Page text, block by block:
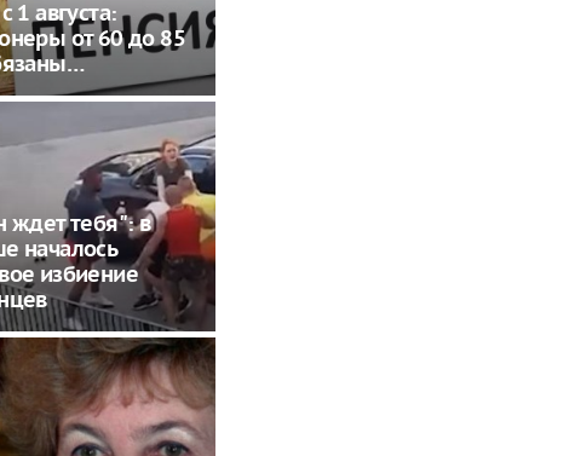
1 августа:
от 60 до 85
ждет тебя": в
началось
избиение